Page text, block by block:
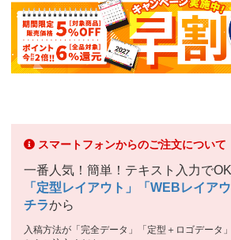
スマートフォンからのご注文について
一番人気！簡単！テキスト入力でOK
「定型レイアウト」「WEBレイア
チラから
入稿方法が「完全データ」「定型＋ロゴデータ